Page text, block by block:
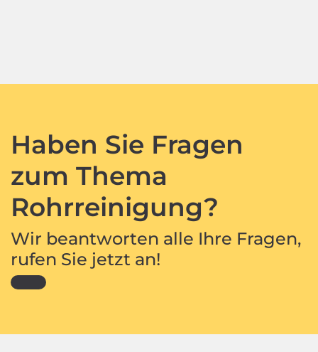
Haben Sie Fragen
zum Thema
Rohrreinigung?
Wir beantworten alle Ihre Fragen,
rufen Sie jetzt an!